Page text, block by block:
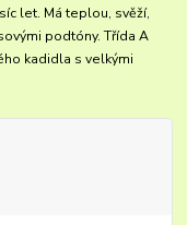
let. Má teplou, svěží,
podtóny. Třída A
kadidla s velkými